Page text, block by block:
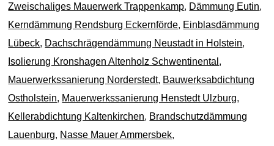
Zweischaliges Mauerwerk Trappenkamp, Dämmung Eutin,
Kerndämmung Rendsburg Eckernförde, Einblasdämmung
Lübeck, Dachschrägendämmung Neustadt in Holstein,
Isolierung Kronshagen Altenholz Schwentinental ,
Mauerwerkssanierung Norderstedt, Bauwerksabdichtung
Ostholstein, Mauerwerkssanierung Henstedt Ulzburg,
Kellerabdichtung Kaltenkirchen, Brandschutzdämmung
Lauenburg, Nasse Mauer Ammersbek,